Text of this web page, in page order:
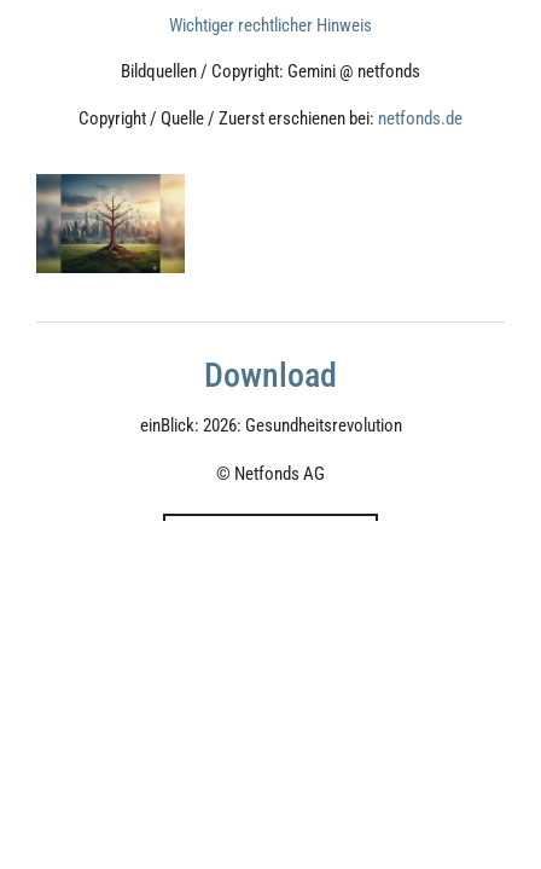
Wichtiger rechtlicher Hinweis
Bildquellen / Copyright: Gemini @ netfonds
Copyright / Quelle / Zuerst erschienen bei: netfonds.de
Download
einBlick: 2026: Gesundheitsrevolution
© Netfonds AG